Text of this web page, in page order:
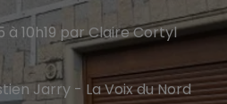
à 10h19 par Claire Cortyl
Jarry - La Voix du Nord